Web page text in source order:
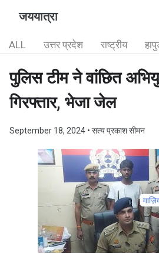
जययात्रा
ALL उत्तर प्रदेश राष्ट्रीय
पुलिस टीम ने वांछित
गिरफ्तार, भेजा जेल
September 18, 2024 • सत्य प्रकाश सीमन